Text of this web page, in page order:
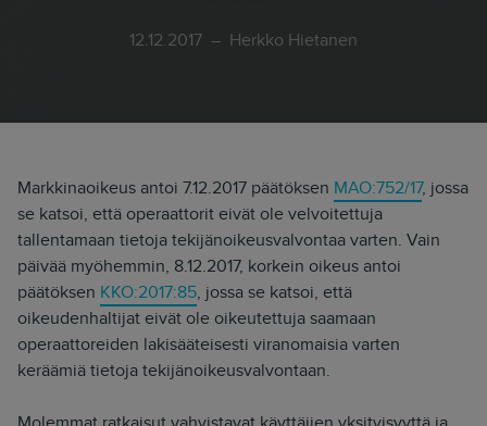
12.12.2017 Herkko Hietanen
Markkinaoikeus antoi 7.12.2017 päätöksen MAO:752/17, jossa
se katsoi, että operaattorit eivät ole velvoitettuja
tallentamaan tietoja tekijänoikeusvalvontaa varten. Vain
päivää myöhemmin, 8.12.2017, korkein oikeus antoi
päätöksen KKO:2017:85, jossa se katsoi, että
oikeudenhaltijat eivät ole oikeutettuja saamaan
operaattoreiden lakisääteisesti viranomaisia varten
keräämiä tietoja tekijänoikeusvalvontaan.